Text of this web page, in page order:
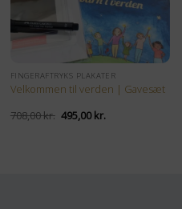
FINGERAFTRYKS PLAKATER
Velkommen til verden | Gavesæt
708,00kr. Den
oprindelige
495,00kr.Den
aktuelle